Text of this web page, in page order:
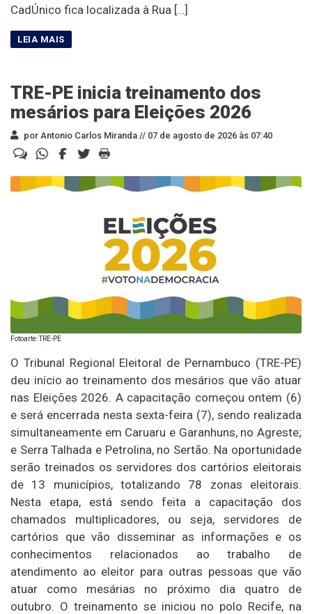
CadÚnico fica localizada à Rua […]
TRE-PE inicia treinamento dos
mesários para Eleições 2026
por Antonio Carlos Miranda // 07 de agosto de 2026 às 07:40
Fotoarte: TRE-PE
O Tribunal Regional Eleitoral de Pernambuco (TRE-PE)
deu início ao treinamento dos mesários que vão atuar
nas Eleições 2026. A capacitação começou ontem (6)
e será encerrada nesta sexta-feira (7), sendo realizada
simultaneamente em Caruaru e Garanhuns, no Agreste;
e Serra Talhada e Petrolina, no Sertão. Na oportunidade
serão treinados os servidores dos cartórios eleitorais
de 13 municípios, totalizando 78 zonas eleitorais.
Nesta etapa, está sendo feita a capacitação dos
chamados multiplicadores, ou seja, servidores de
cartórios que vão disseminar as informações e os
conhecimentos relacionados ao trabalho de
atendimento ao eleitor para outras pessoas que vão
atuar como mesárias no próximo dia quatro de
outubro. O treinamento se iniciou no polo Recife, na